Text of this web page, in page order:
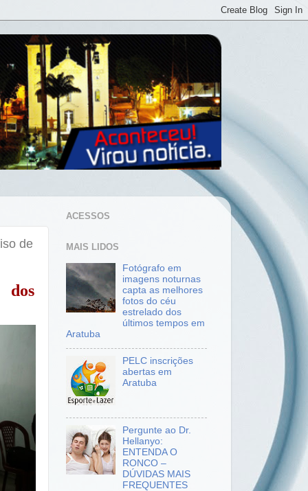
de
dos
ACESSOS
MAIS LIDOS
Fotógrafo em
imagens noturnas
capta as melhores
fotos do céu
estrelado dos
últimos tempos em
Aratuba
PELC inscrições
abertas em
Aratuba
Pergunte ao Dr.
Hellanyo:
ENTENDA O
RONCO –
DÚVIDAS MAIS
FREQUENTES